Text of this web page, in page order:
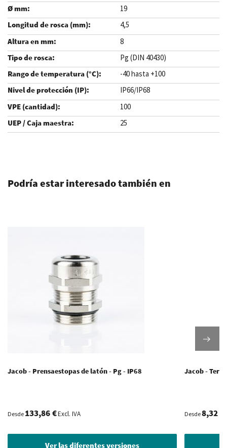
19
4,5
8
Pg (DIN 40430)
-40 hasta +100
IP66/IP68
100
25
Podría estar interesado también en
Jacob - Prensaestopas de latón - Pg - IP68
Desde 133,86 €Excl. IVA
Ver las diferentes versiones
Jacob -
Desde8,32 €